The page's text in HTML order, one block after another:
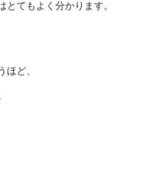
とてもよく分かります。
ほど、